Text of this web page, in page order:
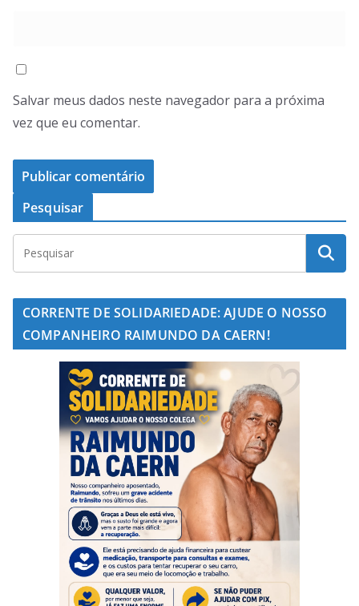
Salvar meus dados neste navegador para a próxima
vez que eu comentar.
Pesquisar
CORRENTE DE SOLIDARIEDADE: AJUDE O NOSSO
COMPANHEIRO RAIMUNDO DA CAERN!